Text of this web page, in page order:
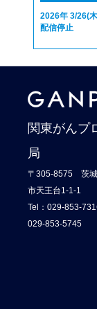
2026年 3/26(
配信停止
関東がんプ
局
〒305-8575 茨
市天王台1-1-1
Tel：029-853-
029-853-5745